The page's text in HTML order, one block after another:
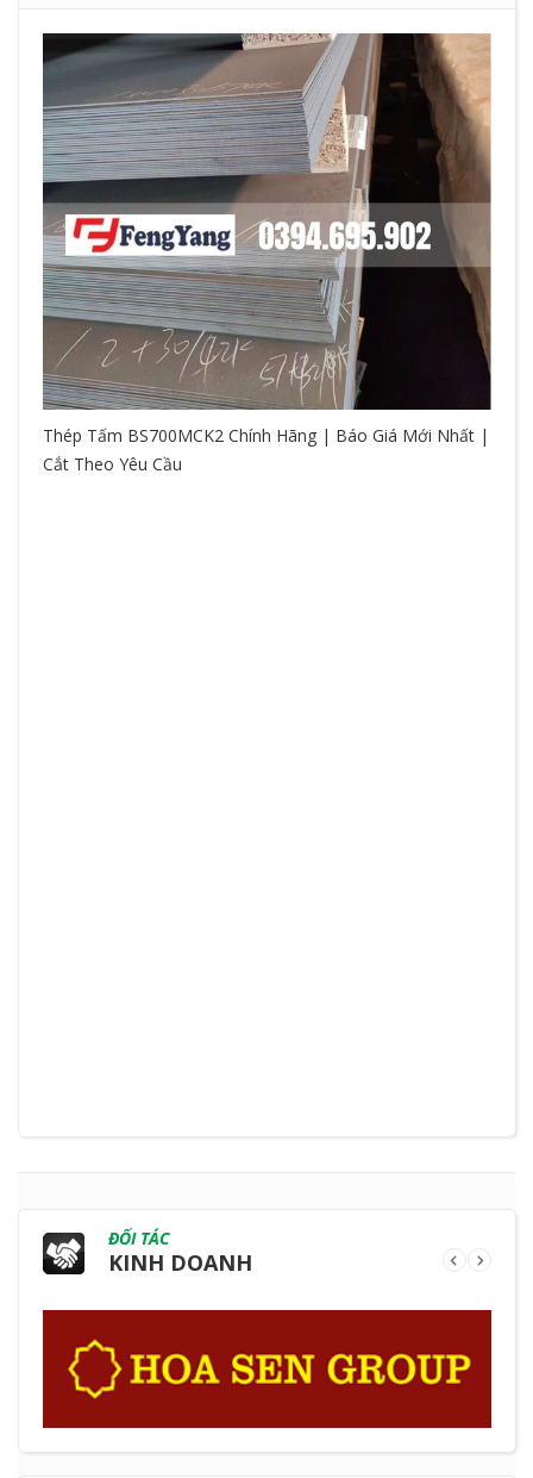
Thép Tấm BS700MCK2 Chính Hãng | Báo Giá Mới Nhất |
Cắt Theo Yêu Cầu
ĐỐI TÁC
KINH DOANH